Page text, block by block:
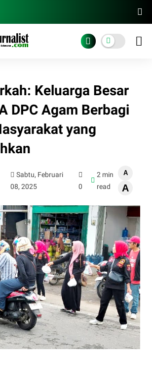
Keluarga Besar
DPC Agam Berbagi
yang
Sabtu, Februari
08, 2025
0
2 min
read
A
A